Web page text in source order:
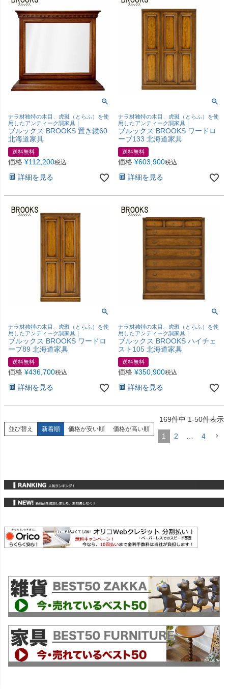
ナラ材独特の木目、虎斑（とらふ）を使
用したアンティーク調家具｜
ブルックス BROOKS 置き鏡60
北海道家具
送料無料
価格 ¥112,200税込
詳細を見る
ナラ材独特の木目、虎斑（とらふ）を使
用したアンティーク調家具｜
ブルックス BROOKS ワードロ
ーブ133 北海道家具
送料無料
価格 ¥603,900税込
詳細を見る
ナラ材独特の木目、虎斑（とらふ）を使
用したアンティーク調家具｜
ブルックス BROOKS ワードロ
ーブ89 北海道家具
送料無料
価格 ¥436,700税込
詳細を見る
ナラ材独特の木目、虎斑（とらふ）を使
用したアンティーク調家具｜
ブルックス BROOKS ハイチェ
スト105 北海道家具
送料無料
価格 ¥350,900税込
詳細を見る
並び替え 新着順 価格が安い順 価格が高い順
169件中 1-50件表示
1 2 4